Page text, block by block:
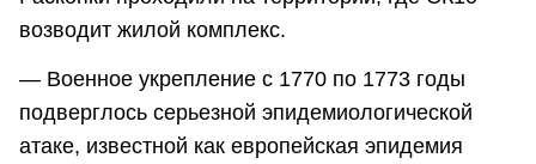
возводит жилой комплекс.
— Военное укрепление с 1770 по 1773 годы
подверглось серьезной эпидемиологической
атаке, известной как европейская эпидемия